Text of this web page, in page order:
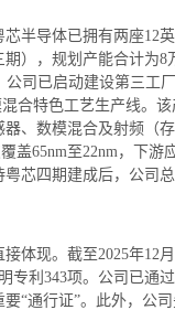
半导体已拥有两座12
），规划产能合计为8
司已启动建设第三工
合特色工艺生产线。
、数模混合及射频（
盖65nm至22nm，下游
芯四期建成后，公司
体现。截至2025年12
专利343项。公司已通
“通行证”。此外，公